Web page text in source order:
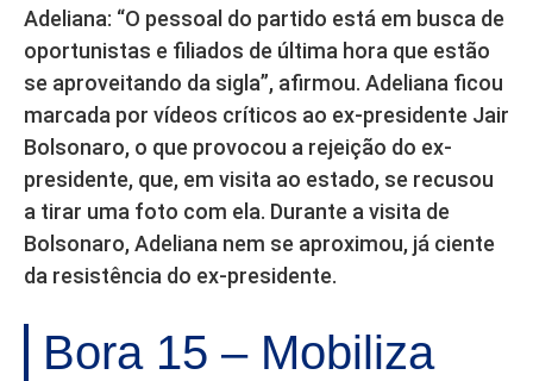
Adeliana: “O pessoal do partido está em busca de
oportunistas e filiados de última hora que estão
se aproveitando da sigla”, afirmou. Adeliana ficou
marcada por vídeos críticos ao ex-presidente Jair
Bolsonaro, o que provocou a rejeição do ex-
presidente, que, em visita ao estado, se recusou
a tirar uma foto com ela. Durante a visita de
Bolsonaro, Adeliana nem se aproximou, já ciente
da resistência do ex-presidente.
Bora 15 – Mobiliza